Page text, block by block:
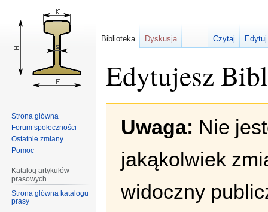
Edytujesz
nawigacji
wyszukiwania
Uwaga: Nie
jakąkolwiek
widoczny
Biblioteka Dyskusja Czytaj
Strona główna
Forum społeczności
Ostatnie zmiany
Pomoc
Katalog artykułów
prasowych
Strona główna katalogu
prasy